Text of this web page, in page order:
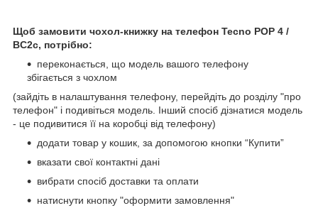
Щоб замовити чохол-книжку на телефон Tecno POP 4 /
BC2c, потрібно:
переконається, що модель вашого телефону
збігається з чохлом
(зайдіть в налаштування телефону, перейдіть до розділу "про
телефон" і подивіться модель. Інший спосіб дізнатися модель
- це подивитися її на коробці від телефону)
додати товар у кошик, за допомогою кнопки “Купити”
вказати свої контактні дані
вибрати спосіб доставки та оплати
натиснути кнопку "оформити замовлення"